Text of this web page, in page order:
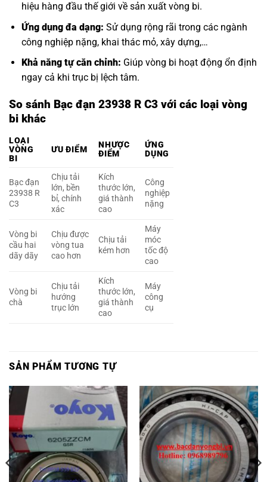
hiệu hàng đầu thế giới về sản xuất vòng bi.
Ứng dụng đa dạng: Sử dụng rộng rãi trong các ngành
công nghiệp nặng, khai thác mỏ, xây dựng,…
Khả năng tự căn chỉnh: Giúp vòng bi hoạt động ổn định
ngay cả khi trục bị lệch tâm.
So sánh Bạc đạn 23938 R C3 với các loại vòng
bi khác
LOẠI
VÒNG
BI
ƯU ĐIỂM
NHƯỢC
ĐIỂM
ỨNG
DỤNG
Bạc đạn
23938 R
C3
Chịu tải
lớn, bền
bỉ, chính
xác
Kích
thước lớn,
giá thành
cao
Công
nghiệp
nặng
Vòng bi
cầu hai
dãy dãy
Chịu được
vòng tua
cao hơn
Chịu tải
kém hơn
Máy
móc
tốc độ
cao
Vòng bi
chà
Chịu tải
hướng
trục lớn
Kích
thước lớn,
giá thành
cao
Máy
công
cụ
SẢN PHẨM TƯƠNG TỰ